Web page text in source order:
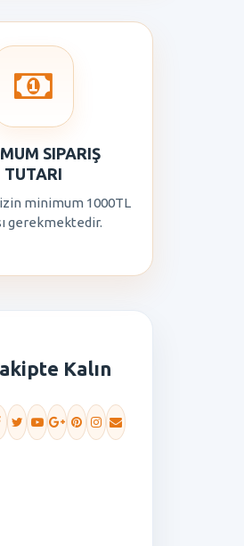
SIPARIŞ
TUTARI
minimum 1000TL
gerekmektedir.
Kalın